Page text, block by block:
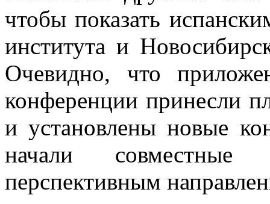
чтобы показать
института и
Очевидно, что
конференции принесли
и установлены новые
начали
перспективным